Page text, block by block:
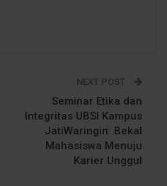
NEXT POST
Seminar Etika dan
Integritas UBSI Kampus
JatiWaringin: Bekal
Mahasiswa Menuju
Karier Unggul